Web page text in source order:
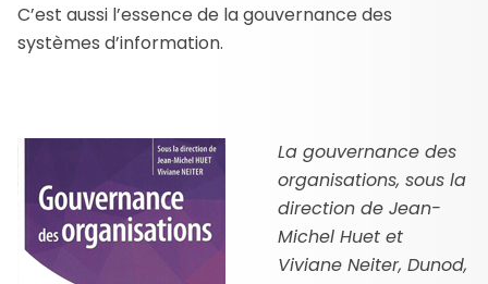
C’est aussi l’essence de la gouvernance des
systèmes d’information.
La gouvernance des
organisations, sous la
direction de Jean-
Michel Huet et
Viviane Neiter, Dunod,